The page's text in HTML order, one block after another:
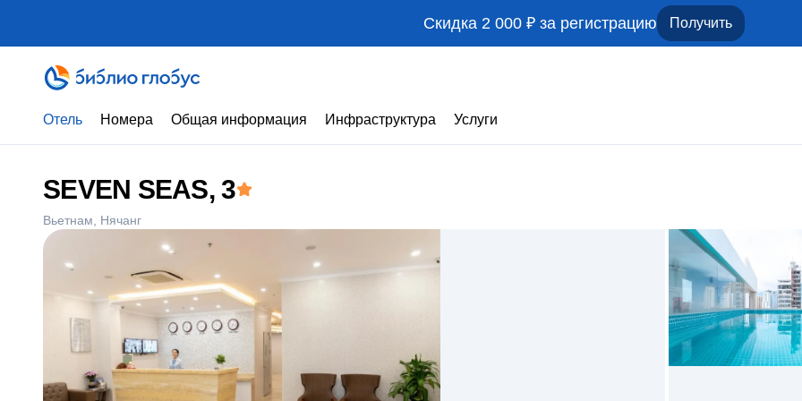
Скидка 2 000 ₽ за регистрацию Получить
Отель Номера Общая информация Инфраструктура Услуги
SEVEN SEAS, 3
Вьетнам Нячанг